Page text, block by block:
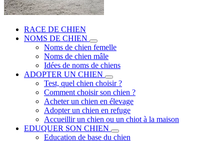
RACE DE CHIEN
NOMS DE CHIEN
Noms de chien femelle
Noms de chien mâle
Idées de noms de chiens
ADOPTER UN CHIEN
Test, quel chien choisir ?
Comment choisir son chien ?
Acheter un chien en élevage
Adopter un chien en refuge
Accueillir un chien ou un chiot à la maison
EDUQUER SON CHIEN
Education de base du chien